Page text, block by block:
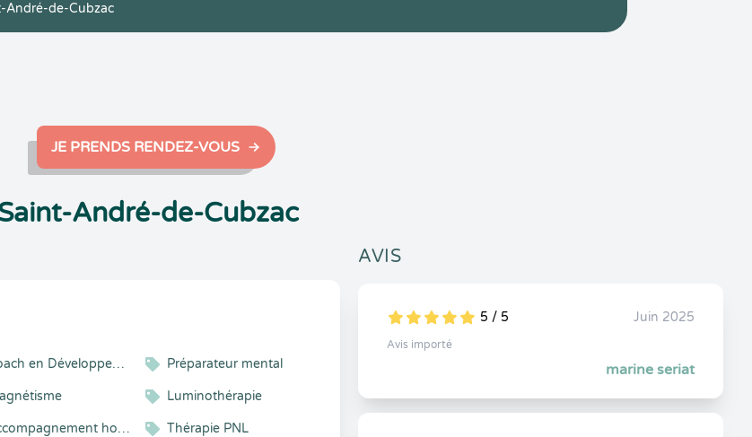
André-de-Cubzac
JE PRENDS RENDEZ-VOUS
André-de-Cubzac
Coach en Développement Personnel Préparateur mental
Luminothérapie
Accompagnement holistique Thérapie PNL
AVIS
5
1
5
0 5 / 5 Juin 2025
Avis importé
marine seriat